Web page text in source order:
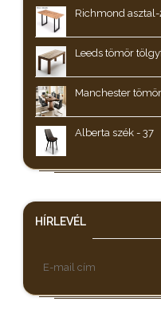
Richmond
Leeds tömör
Manchester
Alberta szék - 37
HÍRLEVÉL